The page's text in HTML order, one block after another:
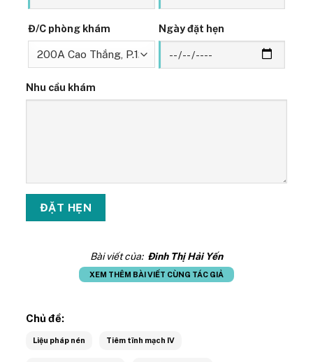
Đ/C phòng khám Ngày đặt hẹn
Nhu cầu khám
Bài viết của: Đinh Thị Hải Yến
XEM THÊM BÀI VIẾT CÙNG TÁC GIẢ
Chủ đề:
Liệu pháp nén Tiêm tĩnh mạch IV